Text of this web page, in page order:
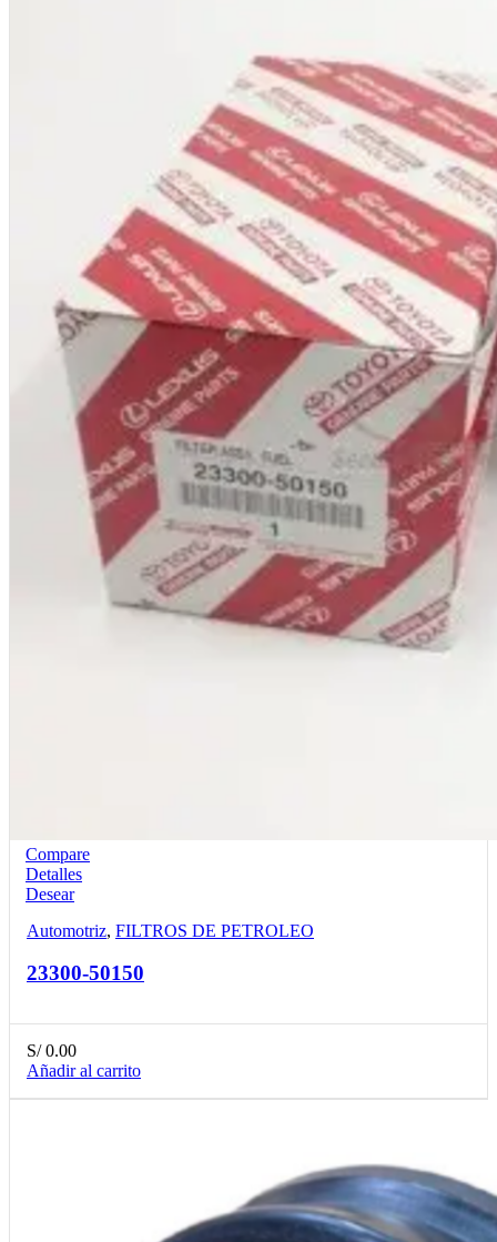
Compare
Detalles
Desear
Automotriz, FILTROS DE PETROLEO
23300-50150
S/0.00
Añadir al carrito